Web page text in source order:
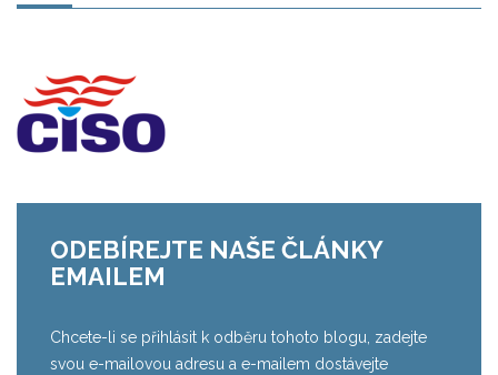
ODEBÍREJTE NAŠE ČLÁNKY
EMAILEM
Chcete-li se přihlásit k odběru tohoto blogu, zadejte
svou e-mailovou adresu a e-mailem dostávejte